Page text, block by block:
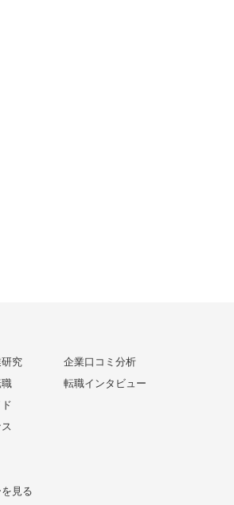
究
企業口コミ分析
転職インタビュー
見る